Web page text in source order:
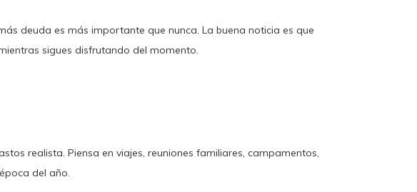
deuda es más importante que nunca. La buena noticia es que
sigues disfrutando del momento.
realista. Piensa en viajes, reuniones familiares, campamentos,
del año.